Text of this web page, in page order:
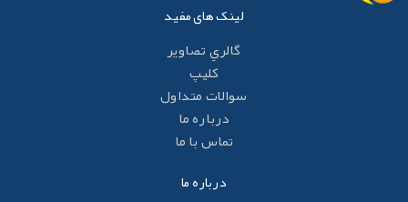
لینک های مفید
گالري تصاوير
کليپ
سوالات متداول
درباره ما
تماس با ما
درباره ما